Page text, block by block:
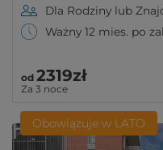
Dla Rodziny lub
Ważny 12 mies. po
od 2319zł
Za 3 noce
Obowiązuje w LATO